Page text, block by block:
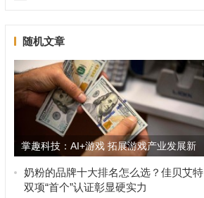
随机文章
掌趣科技：AI+游戏 拓展游戏产业发展新
路径
奶粉的品牌十大排名怎么选？佳贝艾特
双项“首个”认证彰显硬实力